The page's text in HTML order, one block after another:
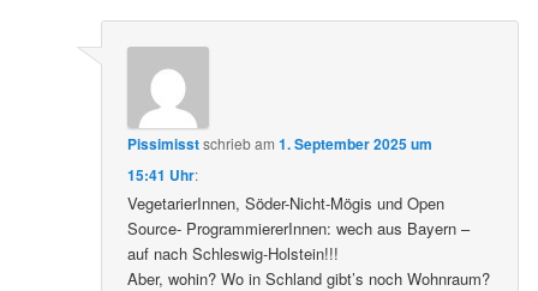
Pissimisstschriebam1. September 2025 um
15:41 Uhr:
VegetarierInnen, Söder-Nicht-Mögis und Open
Source- ProgrammiererInnen: wech aus Bayern –
auf nach Schleswig-Holstein!!!
Aber, wohin? Wo in Schland gibt’s noch Wohnraum?